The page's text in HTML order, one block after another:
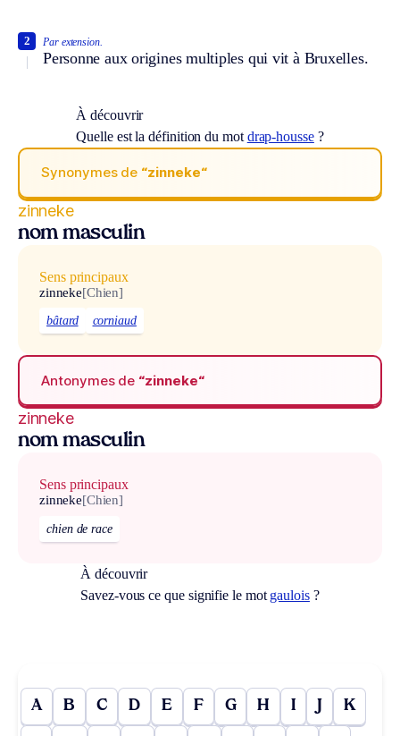
Par extension.
Personne aux origines multiples qui vit à Bruxelles.
2
À découvrir
Quelle est la définition du mot drap-housse?
Synonymes de “zinneke“
zinneke
nom masculin
Sens principaux
zinneke[Chien]
bâtard corniaud
Antonymes de “zinneke“
zinneke
nom masculin
Sens principaux
zinneke[Chien]
chien de race
À découvrir
Savez-vous ce que signifie le mot gaulois?
A B C D E F G H I J K